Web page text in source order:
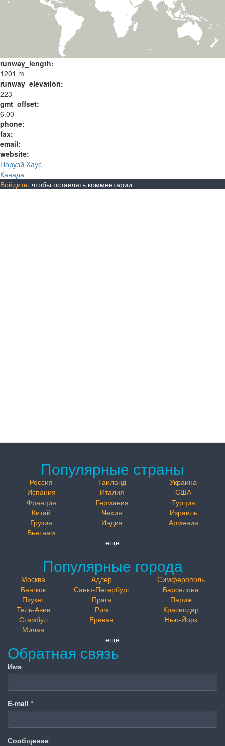
runway_length:
1201 m
runway_elevation:
223
gmt_offset:
6.00
phone:
fax:
email:
website:
Норуэй Хаус
Канада
Войдите, чтобы оставлять комментарии
Популярные страны
Россия Таиланд
Украина
Испания
Италия
США
Франция
Германия
Турция
Китай
Чехия
Израиль
Грузия
Индия
Армения
Вьетнам
ещё
Популярные города
Москва Адлер
Симферополь
Бангкок
Санкт-Петербург
Барселона
Пхукет
Прага
Париж
Тель-Авив
Рим
Краснодар
Стамбул
Ереван
Нью-Йорк
Милан
ещё
Обратная связь
Имя
E-mail *
Сообщение